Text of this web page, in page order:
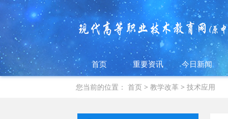
首页 重要资讯 今日新闻
您当前的位置：首页 >教学改革 >技术应用